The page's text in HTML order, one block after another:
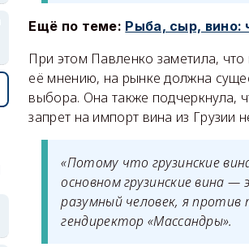
Ещё по теме: Рыба, сыр, вино:
При этом Павленко заметила,
её мнению, на рынке должна
выбора. Она также подчеркнула,
запрет на импорт вина из Грузии
«Потому что грузинские
основном грузинские вина
разумный человек, я против
гендиректор «Массандры».